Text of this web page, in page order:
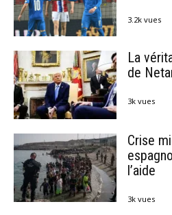
3.2k vues
La
de
3k vues
Crise
l’aide
3k vues